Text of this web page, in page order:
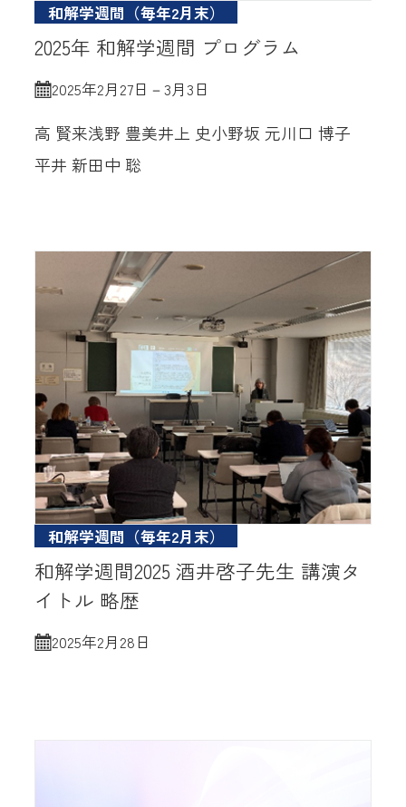
和解学週間（毎年2月末）
2025年 和解学週間 プログラム
2025年2月27日－3月3日
高 賢来浅野 豊美井上 史小野坂 元川口 博子
平井 新田中 聡
和解学週間（毎年2月末）
和解学週間2025 酒井啓子先生 講演タ
イトル 略歴
2025年2月28日